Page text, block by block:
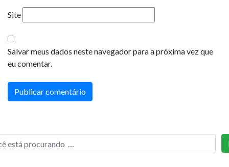
Site
Salvar meus dados neste navegador para a próxima vez que
eu comentar.